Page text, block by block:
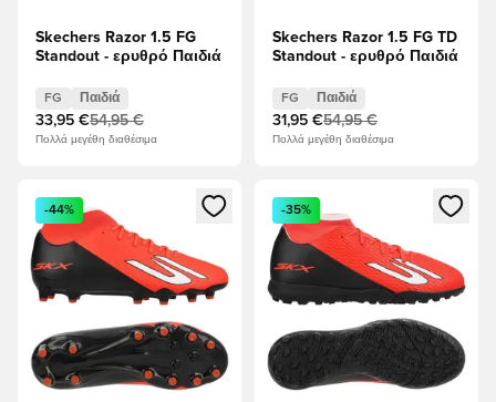
Skechers Razor 1.5 FG
Standout - ερυθρό Παιδιά
FG Παιδιά
33,95 €54,95 €
Πολλά μεγέθη διαθέσιμα
Skechers Razor 1.5 FG TD
Standout - ερυθρό Παιδιά
FG Παιδιά
31,95 €54,95 €
Πολλά μεγέθη διαθέσιμα
Ανοίγει ένα Modal για να συνδεθείτε ή να εγγραφείτε ως
-44%
Ανοίγει ένα Modal για να
-35%